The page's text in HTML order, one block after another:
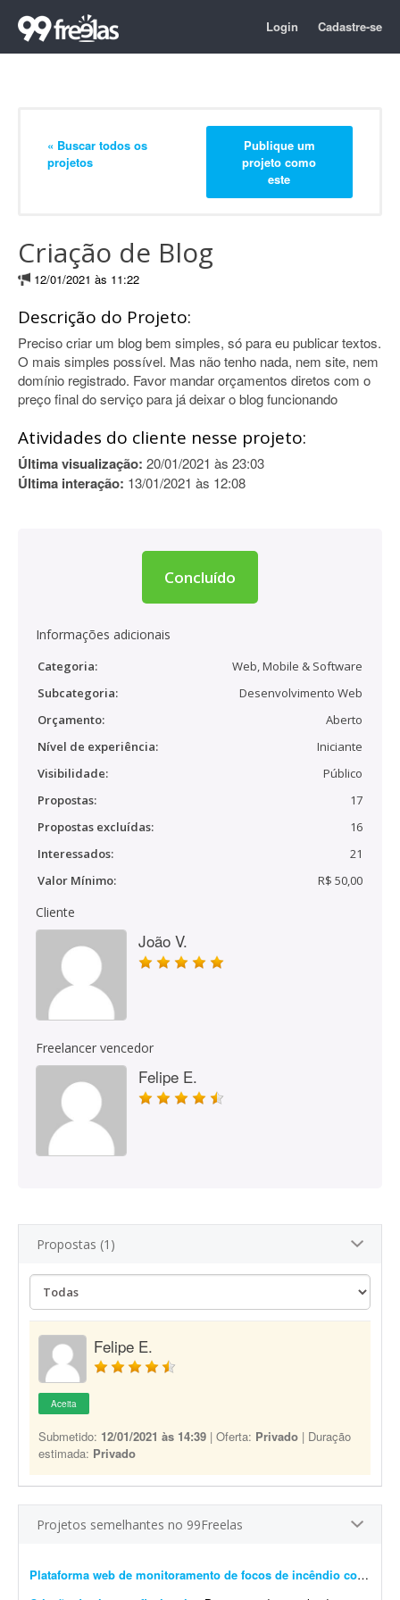
Login Cadastre-se
« Buscar todos os
projetos
Publique um
projeto como
este
Criação de Blog
12/01/2021 às 11:22
Descrição do Projeto:
Preciso criar um blog bem simples, só para eu publicar textos.
O mais simples possível. Mas não tenho nada, nem site, nem
domínio registrado. Favor mandar orçamentos diretos com o
preço final do serviço para já deixar o blog funcionando
Atividades do cliente nesse projeto:
Última visualização: 20/01/2021 às 23:03
Última interação: 13/01/2021 às 12:08
Concluído
Informações adicionais
Categoria:
Web, Mobile & Software
Subcategoria:
Desenvolvimento Web
Orçamento:
Aberto
Nível de experiência:
Iniciante
Visibilidade:
Público
Propostas:
17
Propostas excluídas:
16
Interessados:
21
Valor Mínimo:
R$ 50,00
Cliente
João V.
Freelancer vencedor
Felipe E.
Propostas (1)
Felipe E.
Aceita
Submetido: 12/01/2021 às 14:39 | Oferta: Privado | Duração
estimada: Privado
Projetos semelhantes no 99Freelas
Plataforma web de monitoramento de focos de incêndio com mapa interativo